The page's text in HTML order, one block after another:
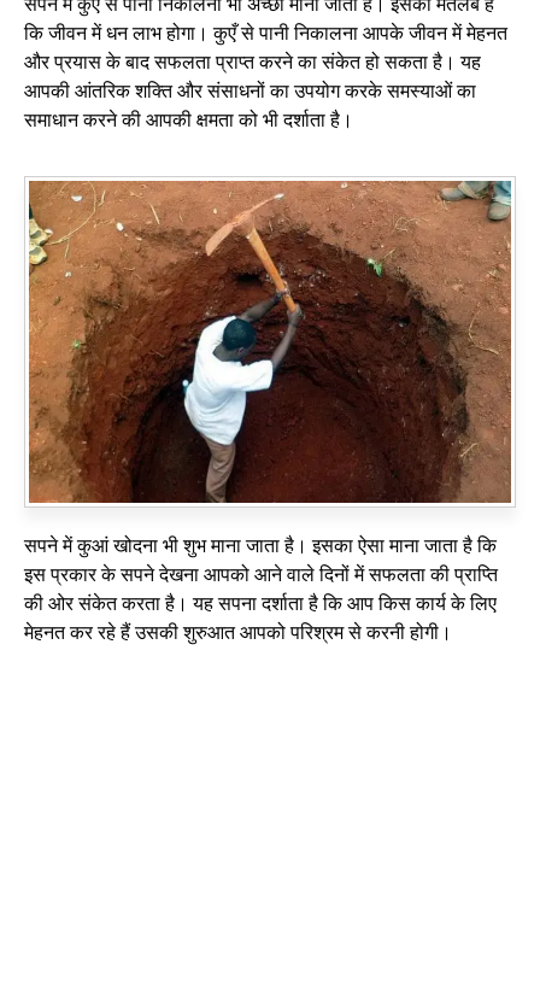
कि जीवन में धन लाभ होगा। कुएँ से पानी निकालना आपके जीवन में मेहनत
और प्रयास के बाद सफलता प्राप्त करने का संकेत हो सकता है। यह
आपकी आंतरिक शक्ति और संसाधनों का उपयोग करके समस्याओं का
समाधान करने की आपकी क्षमता को भी दर्शाता है।
सपने में कुआं खोदना भी शुभ माना जाता है। इसका ऐसा माना जाता है कि
इस प्रकार के सपने देखना आपको आने वाले दिनों में सफलता की प्राप्ति
की ओर संकेत करता है। यह सपना दर्शाता है कि आप किस कार्य के लिए
मेहनत कर रहे हैं उसकी शुरुआत आपको परिश्रम से करनी होगी।